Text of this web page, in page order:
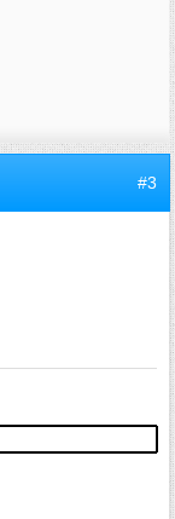
#3